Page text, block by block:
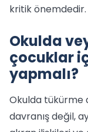
kritik önemdedir.
Okulda
çocuklar
yapmalı?
Okulda tükürme
davranış değil,